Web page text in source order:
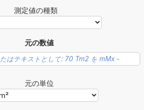
測定値の種類
元の数値
元の単位